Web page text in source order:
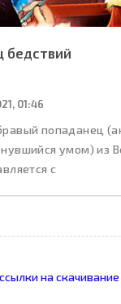
бедствий
01:46
попаданец
умом) из
с
на